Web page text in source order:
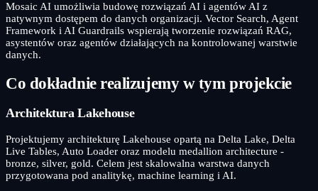
Mosaic AI umożliwia budowę rozwiązań AI i agentów AI z
natywnym dostępem do danych organizacji. Vector Search, Agent
Framework i AI Guardrails wspierają tworzenie rozwiązań RAG,
asystentów oraz agentów działających na kontrolowanej warstwie
danych.
Co dokładnie realizujemy w tym projekcie
Architektura Lakehouse
Projektujemy architekturę Lakehouse opartą na Delta Lake, Delta
Live Tables, Auto Loader oraz modelu medallion architecture -
bronze, silver, gold. Celem jest skalowalna warstwa danych
przygotowana pod analitykę, machine learning i AI.